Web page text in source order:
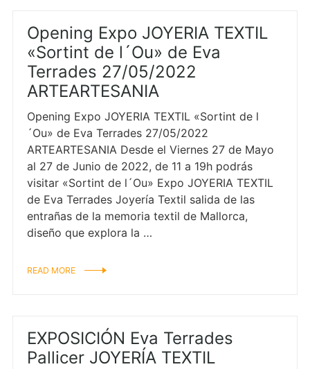
Opening Expo JOYERIA TEXTIL
«Sortint de l´Ou» de Eva
Terrades 27/05/2022
ARTEARTESANIA
Opening Expo JOYERIA TEXTIL «Sortint de l
´Ou» de Eva Terrades 27/05/2022
ARTEARTESANIA Desde el Viernes 27 de Mayo
al 27 de Junio de 2022, de 11 a 19h podrás
visitar «Sortint de l´Ou» Expo JOYERIA TEXTIL
de Eva Terrades Joyería Textil salida de las
entrañas de la memoria textil de Mallorca,
diseño que explora la …
READ MORE
EXPOSICIÓN Eva Terrades
Pallicer JOYERÍA TEXTIL